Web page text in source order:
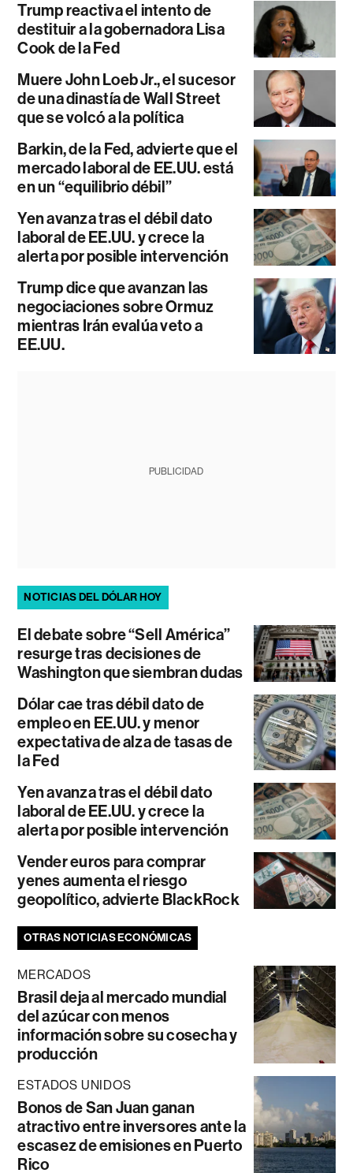
Trump reactiva el intento de
destituir a la gobernadora Lisa
Cook de la Fed
Muere John Loeb Jr., el sucesor
de una dinastía de Wall Street
que se volcó a la política
Barkin, de la Fed, advierte que el
mercado laboral de EE.UU. está
en un “equilibrio débil”
Yen avanza tras el débil dato
laboral de EE.UU. y crece la
alerta por posible intervención
Trump dice que avanzan las
negociaciones sobre Ormuz
mientras Irán evalúa veto a
EE.UU.
PUBLICIDAD
NOTICIAS DEL DÓLAR HOY
El debate sobre “Sell América”
resurge tras decisiones de
Washington que siembran dudas
Dólar cae tras débil dato de
empleo en EE.UU. y menor
expectativa de alza de tasas de
la Fed
Yen avanza tras el débil dato
laboral de EE.UU. y crece la
alerta por posible intervención
Vender euros para comprar
yenes aumenta el riesgo
geopolítico, advierte BlackRock
OTRAS NOTICIAS ECONÓMICAS
MERCADOS
Brasil deja al mercado mundial
del azúcar con menos
información sobre su cosecha y
producción
ESTADOS UNIDOS
Bonos de San Juan ganan
atractivo entre inversores ante la
escasez de emisiones en Puerto
Rico